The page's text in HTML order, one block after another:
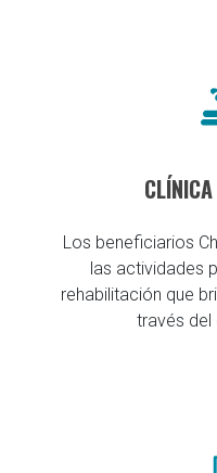
Los beneficiarios
las actividades
rehabilitación que
través del